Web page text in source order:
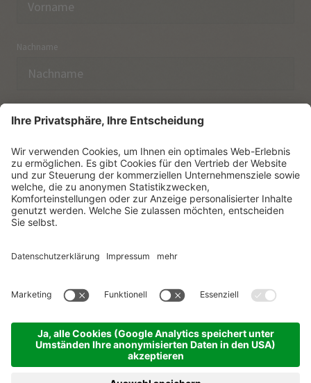
Nachname
E-Mail
Ich habe dieDatenschutzerklärungzur Kenntnis
genommen.
NEWSLETTER ABONNIEREN
produced by